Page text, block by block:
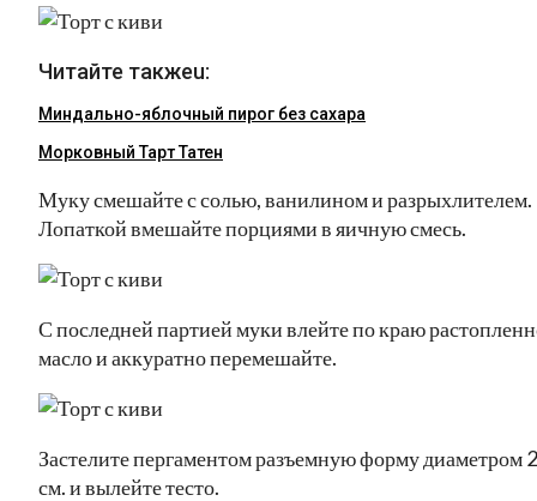
Читайте такжеu:
Миндально-яблочный пирог без сахара
Морковный Тарт Татен
Муку смешайте с солью, ванилином и разрыхлителем.
Лопаткой вмешайте порциями в яичную смесь.
С последней партией муки влейте по краю
масло и аккуратно перемешайте.
Застелите пергаментом разъемную форму диаметром
см. и вылейте тесто.